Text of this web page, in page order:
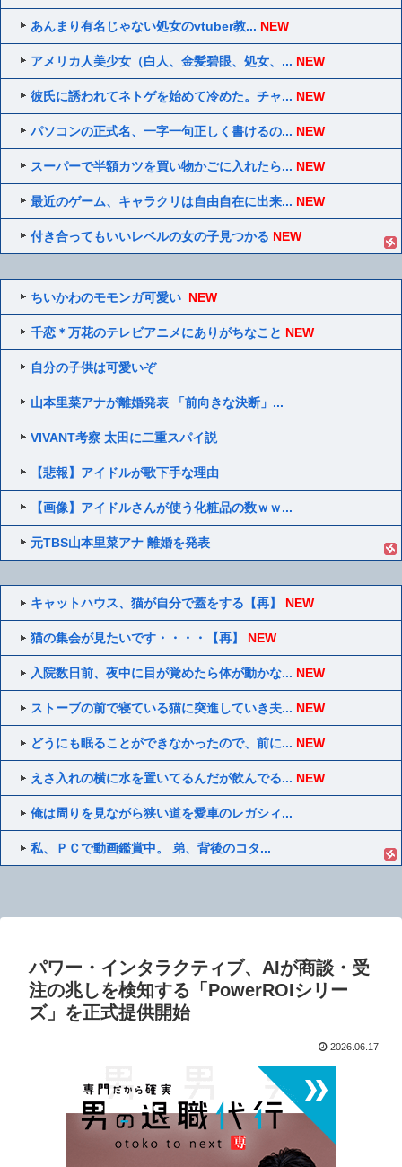
あんまり有名じゃない処女のvtuber教... NEW
アメリカ人美少女（白人、金髪碧眼、処女、... NEW
彼氏に誘われてネトゲを始めて冷めた。チャ... NEW
パソコンの正式名、一字一句正しく書けるの... NEW
スーパーで半額カツを買い物かごに入れたら... NEW
最近のゲーム、キャラクリは自由自在に出来... NEW
付き合ってもいいレベルの女の子見つかる NEW
ちいかわのモモンガ可愛い NEW
千恋＊万花のテレビアニメにありがちなこと NEW
自分の子供は可愛いぞ
山本里菜アナが離婚発表 「前向きな決断」...
VIVANT考察 太田に二重スパイ説
【悲報】アイドルが歌下手な理由
【画像】アイドルさんが使う化粧品の数ｗｗ...
元TBS山本里菜アナ 離婚を発表
キャットハウス、猫が自分で蓋をする【再】 NEW
猫の集会が見たいです・・・・【再】 NEW
入院数日前、夜中に目が覚めたら体が動かな... NEW
ストーブの前で寝ている猫に突進していき夫... NEW
どうにも眠ることができなかったので、前に... NEW
えさ入れの横に水を置いてるんだが飲んでる... NEW
俺は周りを見ながら狭い道を愛車のレガシィ...
私、ＰＣで動画鑑賞中。 弟、背後のコタ...
パワー・インタラクティブ、AIが商談・受
注の兆しを検知する「PowerROIシリー
ズ」を正式提供開始
2026.06.17